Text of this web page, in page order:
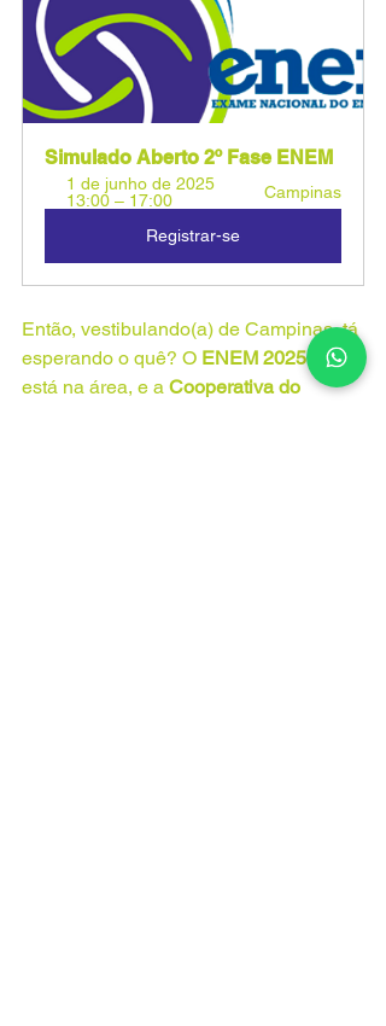
Simulado Aberto 2º Fase ENEM
1 de junho de 2025
13:00 – 17:00
Campinas
Registrar-se
Então, vestibulando(a) de Campinas, tá
esperando o quê? O ENEM 2025 já
está na área, e a Cooperativa do